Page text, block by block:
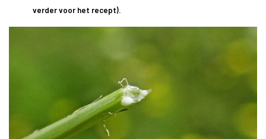
verder voor het recept).